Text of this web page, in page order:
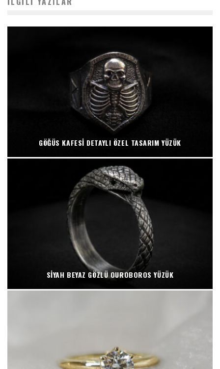
GÖĞÜS KAFESI DETAYLI ÖZEL TASARIM YÜZÜK
SIYAH BEYAZ GÖZLÜ OUROBOROS YÜZÜK